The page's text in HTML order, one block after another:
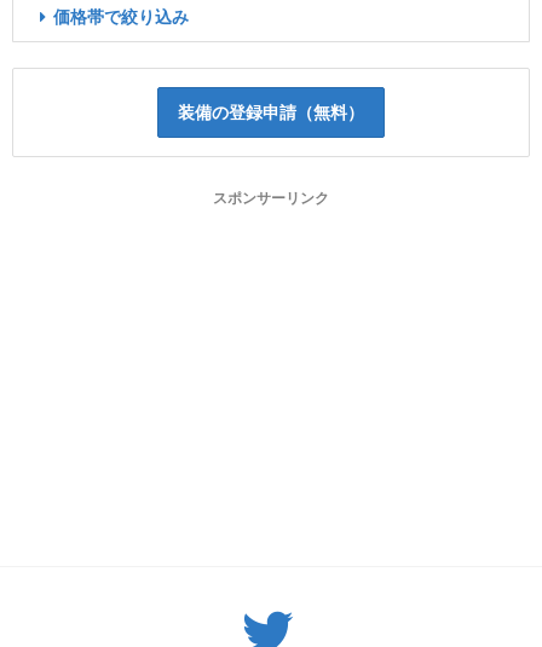
価格帯で絞り込み
装備の登録申請（無料）
スポンサーリンク